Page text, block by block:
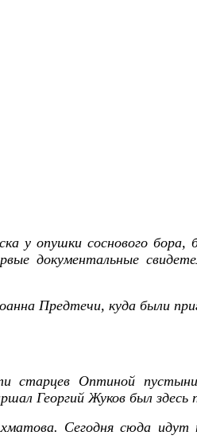
у опушки соснового бора,
документальные
Предтечи, куда были
старцев Оптиной
Георгий Жуков был здесь
Сегодня сюда